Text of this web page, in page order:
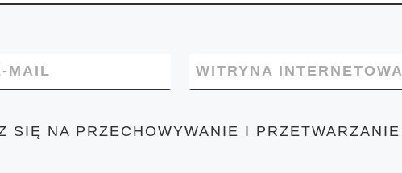
MAIL WITRYNA INTERNETOWA
SIĘ NA PRZECHOWYWANIE I PRZETWARZANIE